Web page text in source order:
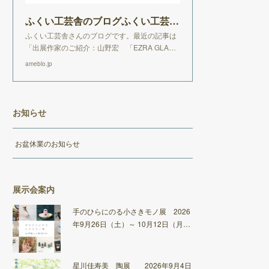
ふくい工芸舎のブログふくい工芸舎のブログ
ふくい工芸舎さんのブログです。最近の記事は
「出展作家のご紹介：山野宏 「EZRA GLA…
ameblo.jp
お知らせ
お盆休業のお知らせ
展示会案内
手のひらにのる小さきモノ展 2026
年9月26日（土）～ 10月12日（月…
星川佳寿美 陶展 2026年9月4日